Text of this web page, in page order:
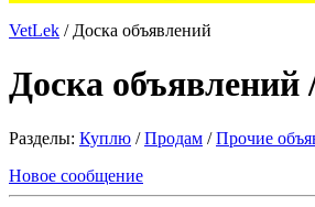
VetLek / Доска объявлений
Доска
Разделы: Куплю /Продам /Прочие
Новое сообщение